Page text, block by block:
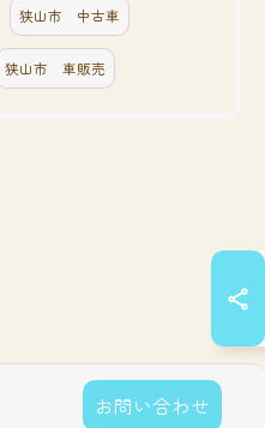
狭山市 中古車
狭山市 車販売
お問い合わせ